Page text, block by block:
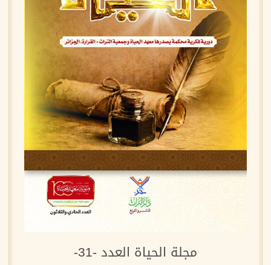
مجلة الحياة العدد -31-